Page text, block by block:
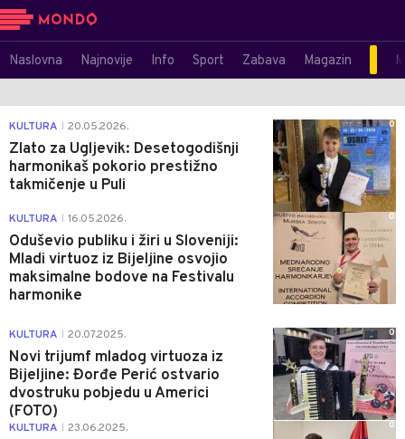
Naslovna Najnovije Info Sport Zabava Magazin
KULTURA 20.05.2026.
Zlato za Ugljevik: Desetogodišnji
harmonikaš pokorio prestižno
takmičenje u Puli
0
KULTURA 16.05.2026.
Oduševio publiku i žiri u Sloveniji:
Mladi virtuoz iz Bijeljine osvojio
maksimalne bodove na Festivalu
harmonike
0
KULTURA 20.07.2025.
Novi trijumf mladog virtuoza iz
Bijeljine: Đorđe Perić ostvario
dvostruku pobjedu u Americi
(FOTO)
0
KULTURA 23.06.2025. 0